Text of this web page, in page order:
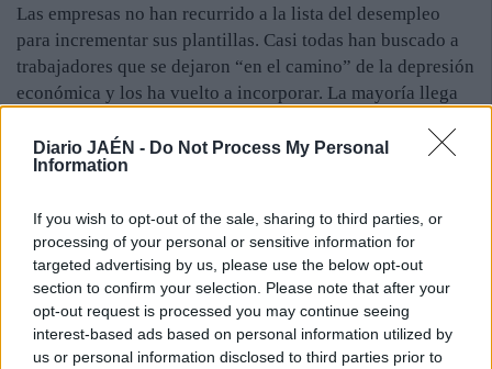
Diario JAÉN - Do Not Process My Personal
Information
If you wish to opt-out of the sale, sharing to third parties, or
processing of your personal or sensitive information for
targeted advertising by us, please use the below opt-out
section to confirm your selection. Please note that after your
opt-out request is processed you may continue seeing
interest-based ads based on personal information utilized by
us or personal information disclosed to third parties prior to
Las empresas no han recurrido a la lista del desempleo
para incrementar sus plantillas. Casi todas han buscado a
trabajadores que se dejaron “en el camino” de la depresión
económica y los ha vuelto a incorporar. La mayoría llega
las empresas todavía temen a que llegue otra “tormenta”
que “mueva” sus “cimientos”. El informe de Analistas
mujeres de la provincia tienen su nómina en alguna de las
empresas del tejido industrial de esta tierra. No son tantos
como antes, pero sí más que hace unos meses.
Precisamente, este observatorio señala que el incremento
es del 26,4%. Se muestra como el más alto de la
comunidad y, también, muy por encima de la media